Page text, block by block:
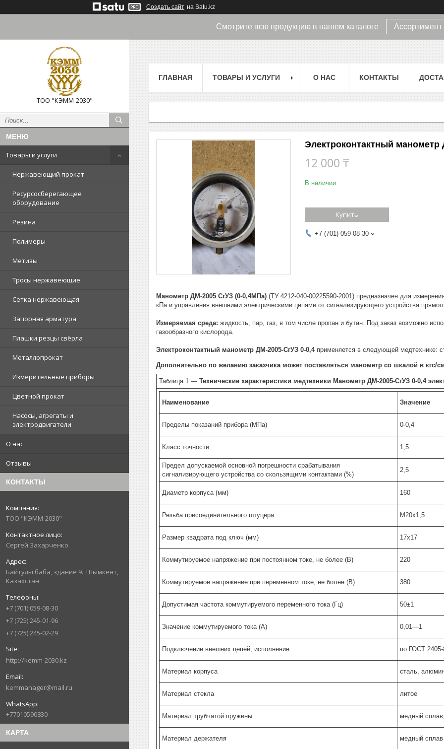
Создать сайт на Satu.kz
Смотрите всю продукцию в нашем каталоге Ассортимент
ТОО "КЭММ-2030"
Товары и услуги
Нержавеющий прокат
Ресурсосберегающее
оборудование
Резина
Полимеры
Метизы
Тросы нержавеющие
Сетка нержавеющая
Запорная арматура
Плашки резцы свёрла
Металлопрокат
Измерительные приборы
Цветной прокат
Насосы, агрегаты и
электродвигатели
О нас
Отзывы
КОНТАКТЫ
ТОО "КЭММ-2030"
Сергей Захарченко
Байтулы баба, здание 9., Шымкент,
Казахстан
+7 (701) 059-08-30
+7 (725) 245-01-96
+7 (725) 245-02-29
http://kemm-2030.kz
kemmanager@mail.ru
+77010590830
КАРТА
ГЛАВНАЯ ТОВАРЫ И УСЛУГИ О НАС КОНТАКТЫ
Электроконтактный манометр
12 000 ₸
В наличии
Купить
+7 (701) 059-08-30
Манометр ДМ-2005 СгУЗ (0-0,4МПа) (ТУ 4212-040-00225590-2001) предназначен для
кПа и управления внешними электрическими цепями от сигнализирующего устройства
Измеряемая среда: жидкость, пар, газ, в том числе пропан и бутан. Под заказ возможно
газообразного кислорода.
Электроконтактный манометр ДМ-2005-СгУЗ 0-0,4 применяется в следующей медтехнике:
Дополнительно по желанию заказчика может поставляться манометр со шкалой в кгс/
Таблица 1 — Технические характеристики медтехники Манометр ДМ-2005-СгУЗ 0-0,4
Наименование Значение
Пределы показаний прибора (МПа) 0-0,4
Класс точности 1,5
Предел допускаемой основной погрешности срабатывания
сигнализирующего устройства со скользящими контактами (%)
2,5
Диаметр корпуса (мм) 160
Резьба присоединительного штуцера М20х1,5
Размер квадрата под ключ (мм) 17х17
Коммутируемое напряжение при постоянном токе, не более (В) 220
Коммутируемое напряжение при переменном токе, не более (В) 380
Допустимая частота коммутируемого переменного тока (Гц) 50±1
Значение коммутируемого тока (А) 0,01—1
Подключение внешних цепей, исполнение по ГОСТ 2405-
Материал корпуса сталь,
Материал стекла литое
Материал трубчатой пружины медный
Материал держателя медный сплав